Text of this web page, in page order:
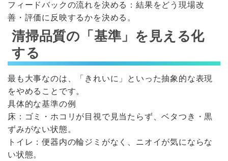
フィードバックの流れを決める：結果をどう現場改
善・評価に反映するかを決める。
清掃品質の「基準」を見える化
する
最も大事なのは、「きれいに」といった抽象的な表現
をやめることです。
具体的な基準の例
床：ゴミ・ホコリが目視で見当たらず、ベタつき・黒
ずみがない状態。
トイレ：便器内の輪ジミがなく、ニオイが気にならな
い状態。